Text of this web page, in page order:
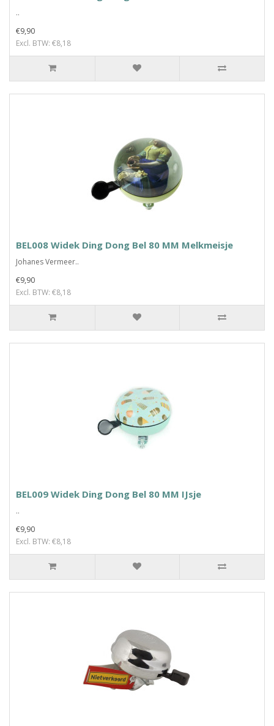
..
€9,90
Excl. BTW: €8,18
BEL008 Widek Ding Dong Bel 80 MM Melkmeisje
Johanes Vermeer..
€9,90
Excl. BTW: €8,18
BEL009 Widek Ding Dong Bel 80 MM IJsje
..
€9,90
Excl. BTW: €8,18